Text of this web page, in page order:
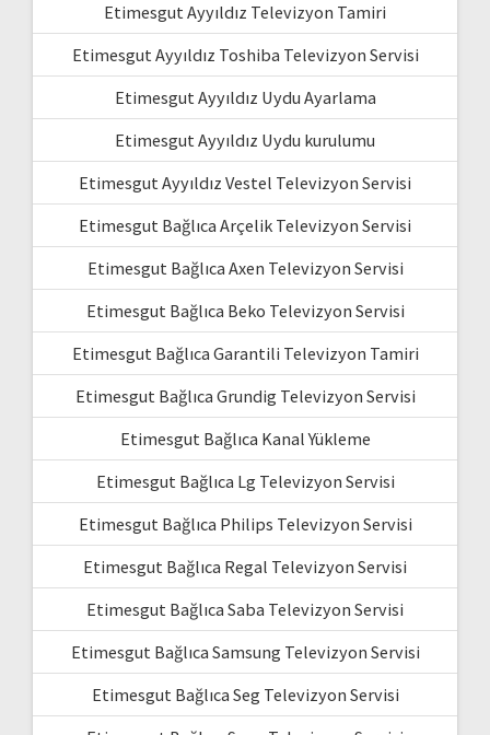
Etimesgut Ayyıldız Televizyon Tamiri
Etimesgut Ayyıldız Toshiba Televizyon Servisi
Etimesgut Ayyıldız Uydu Ayarlama
Etimesgut Ayyıldız Uydu kurulumu
Etimesgut Ayyıldız Vestel Televizyon Servisi
Etimesgut Bağlıca Arçelik Televizyon Servisi
Etimesgut Bağlıca Axen Televizyon Servisi
Etimesgut Bağlıca Beko Televizyon Servisi
Etimesgut Bağlıca Garantili Televizyon Tamiri
Etimesgut Bağlıca Grundig Televizyon Servisi
Etimesgut Bağlıca Kanal Yükleme
Etimesgut Bağlıca Lg Televizyon Servisi
Etimesgut Bağlıca Philips Televizyon Servisi
Etimesgut Bağlıca Regal Televizyon Servisi
Etimesgut Bağlıca Saba Televizyon Servisi
Etimesgut Bağlıca Samsung Televizyon Servisi
Etimesgut Bağlıca Seg Televizyon Servisi